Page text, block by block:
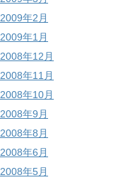
2009年2月
2009年1月
2008年12月
2008年11月
2008年10月
2008年9月
2008年8月
2008年6月
2008年5月